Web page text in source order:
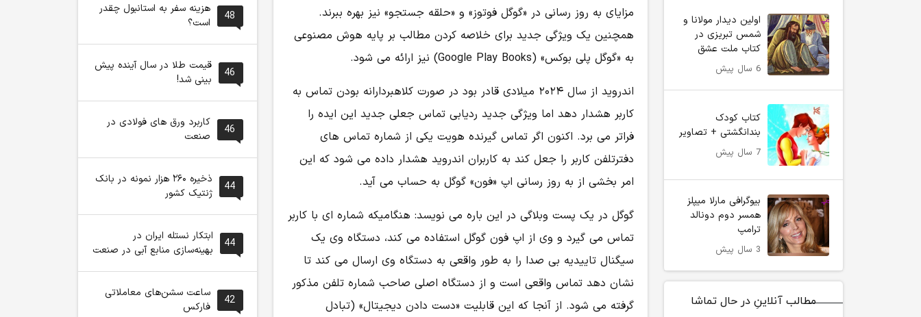
اولین دیدار مولانا و
شمس تبریزی در
کتاب ملت عشق
6 سال پیش
کتاب کودک
بندانگشتی + تصاویر
7 سال پیش
بیوگرافی مارلا میپلز
همسر دوم دونالد
ترامپ
3 سال پیش
مطالب آنلاینِ در حال تماشا
مزایای به روز رسانی در «گوگل فوتوز» و «حلقه جستجو» نیز بهره ببرند.
همچنین یک ویژگی جدید برای خلاصه کردن مطالب بر پایه هوش مصنوعی
به «گوگل پلی بوکس» (Google Play Books) نیز ارائه می شود.
اندروید از سال ۲۰۲۴ میلادی قادر بود در صورت کلاهبردارانه بودن تماس به
کاربر هشدار دهد اما ویژگی جدید ردیابی تماس جعلی جدید این ایده را
فراتر می برد. اکنون اگر تماس گیرنده هویت یکی از شماره تماس های
دفترتلفن کاربر را جعل کند به کاربران اندروید هشدار داده می شود که این
امر بخشی از به روز رسانی اپ «فون» گوگل به حساب می آید.
گوگل در یک پست وبلاگی در این باره می نویسد: هنگامیکه شماره ای با کاربر
تماس می گیرد و وی از اپ فون گوگل استفاده می کند، دستگاه وی یک
سیگنال تاییدیه بی صدا را به طور واقعی به دستگاه وی ارسال می کند تا
نشان دهد تماس واقعی است و از دستگاه اصلی صاحب شماره تلفن مذکور
گرفته می شود. از آنجا که این قابلیت «دست دادن دیجیتال» (تبادل
48
هزینه سفر به استانبول چقدر
است؟
46
قیمت طلا در سال آینده پیش
بینی شد!
46
کاربرد ورق های فولادی در
صنعت
44
ذخیره ۲۶۰ هزار نمونه در بانک
ژنتیک کشور
44
ابتکار نستله ایران در
بهینه‌سازی منابع آبی در صنعت
42
ساعت سشن‌های معاملاتی
فارکس